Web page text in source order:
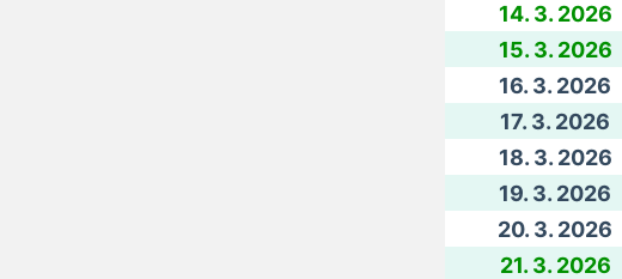
14. 3. 2026
15. 3. 2026
16. 3. 2026
17. 3. 2026
18. 3. 2026
19. 3. 2026
20. 3. 2026
21. 3. 2026